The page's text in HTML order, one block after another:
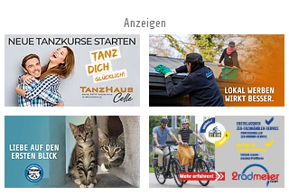
Anzeigen